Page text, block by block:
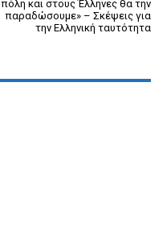
πόλη και στους Έλληνες θα την
παραδώσουμε» – Σκέψεις για
την Ελληνική ταυτότητα